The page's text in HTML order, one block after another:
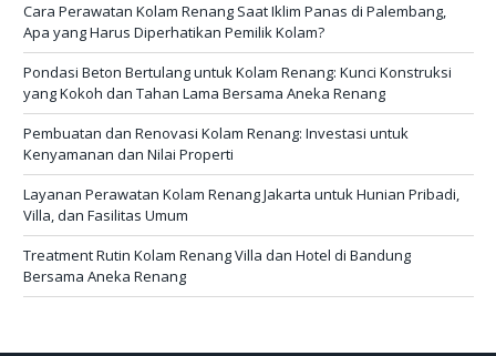
Cara Perawatan Kolam Renang Saat Iklim Panas di Palembang,
Apa yang Harus Diperhatikan Pemilik Kolam?
Pondasi Beton Bertulang untuk Kolam Renang: Kunci Konstruksi
yang Kokoh dan Tahan Lama Bersama Aneka Renang
Pembuatan dan Renovasi Kolam Renang: Investasi untuk
Kenyamanan dan Nilai Properti
Layanan Perawatan Kolam Renang Jakarta untuk Hunian Pribadi,
Villa, dan Fasilitas Umum
Treatment Rutin Kolam Renang Villa dan Hotel di Bandung
Bersama Aneka Renang